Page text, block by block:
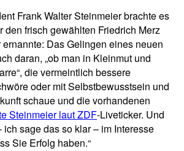
Frank Walter Steinmeier brachte es
den frisch gewählten Friedrich Merz
Das Gelingen eines neuen
daran, „ob man in Kleinmut und
die vermeintlich bessere
oder mit Selbstbewusstsein und
schaue und die vorhandenen
Steinmeier laut ZDF-Liveticker. Und
ich sage das so klar – im Interesse
Sie Erfolg haben.“